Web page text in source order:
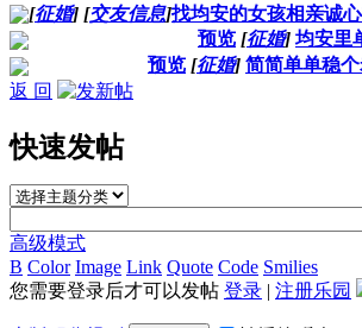
[征婚] [交友信息]找均安的女孩相亲诚
预览 [征婚] 均安里
预览 [征婚] 简简单单稳
返 回
快速发帖
高级模式
B Color Image Link Quote Code Smilies
您需要登录后才可以发帖 登录 | 注册乐园